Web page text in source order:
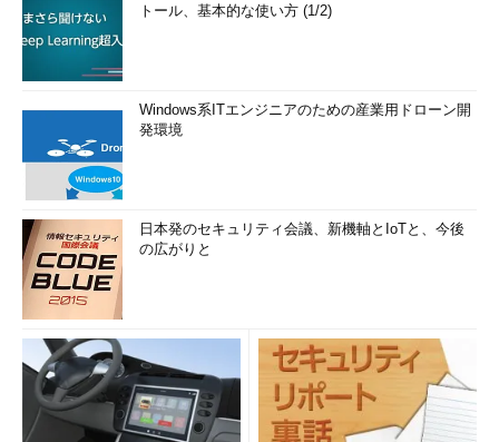
トール、基本的な使い方 (1/2)
Windows系ITエンジニアのための産業用ドローン開
発環境
日本発のセキュリティ会議、新機軸とIoTと、今後
の広がりと